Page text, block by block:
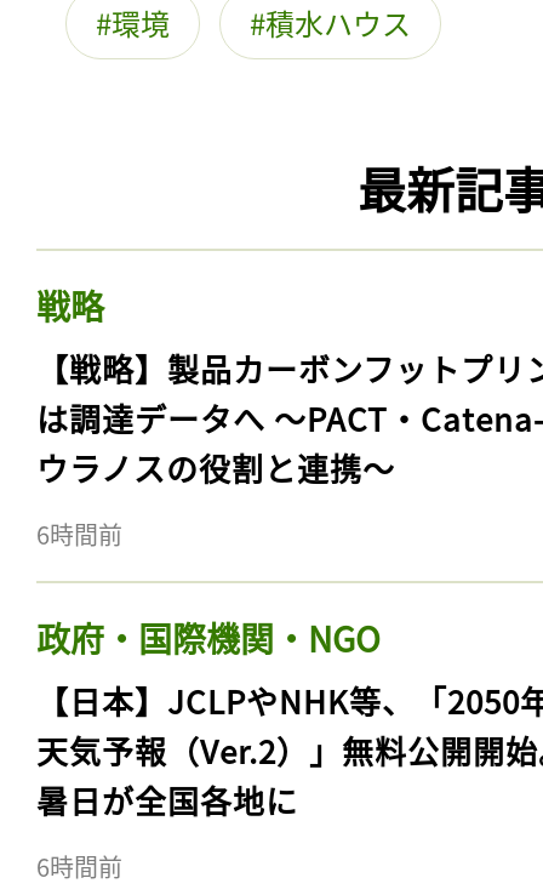
環境 積水ハウス
最新記
戦略
【戦略】製品カーボンフットプリ
は調達データへ 〜PACT・
ウラノスの役割と連携〜
6時間前
政府・国際機関・NGO
【日本】JCLPやNHK等、「2050
天気予報（Ver.2）」無料公開開
暑日が全国各地に
6時間前